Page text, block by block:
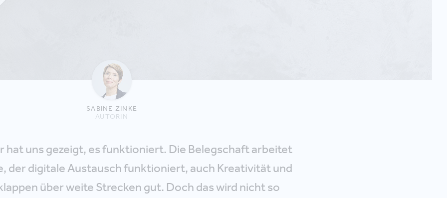
SABINE ZINKE
AUTORIN
hat uns gezeigt, es funktioniert. Die Belegschaft arbeitet
der digitale Austausch funktioniert, auch Kreativität und
über weite Strecken gut. Doch das wird nicht so